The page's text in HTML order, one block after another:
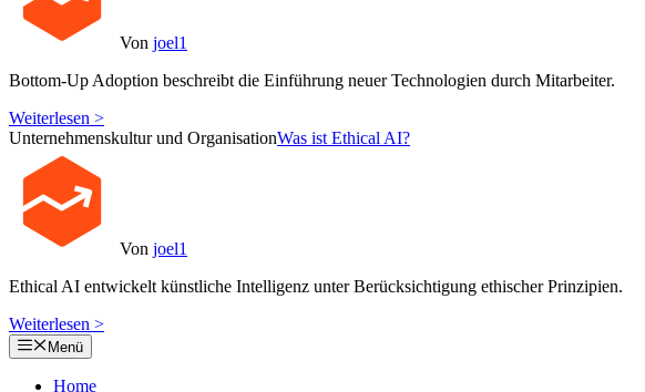
Von joel1
Bottom-Up Adoption beschreibt die Einführung neuer Technologien durch Mitarbeiter.
Weiterlesen >
Unternehmenskultur und OrganisationWas ist Ethical AI?
Von joel1
Ethical AI entwickelt künstliche Intelligenz unter Berücksichtigung ethischer Prinzipien.
Weiterlesen >
Menü
Home